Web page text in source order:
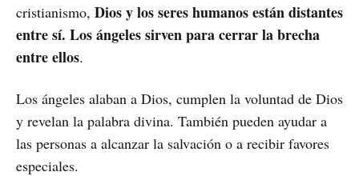
cristianismo, Dios y los seres humanos están distantes
entre sí. Los ángeles sirven para cerrar la brecha
entre ellos.
Los ángeles alaban a Dios, cumplen la voluntad de Dios
y revelan la palabra divina. También pueden ayudar a
las personas a alcanzar la salvación o a recibir favores
especiales.